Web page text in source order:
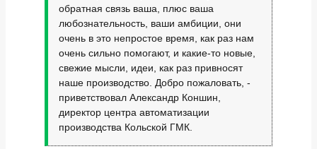
обратная связь ваша, плюс ваша
любознательность, ваши амбиции, они
очень в это непростое время, как раз нам
очень сильно помогают, и какие-то новые,
свежие мысли, идеи, как раз привносят
наше производство. Добро пожаловать, -
приветствовал Александр Коншин,
директор центра автоматизации
производства Кольской ГМК.